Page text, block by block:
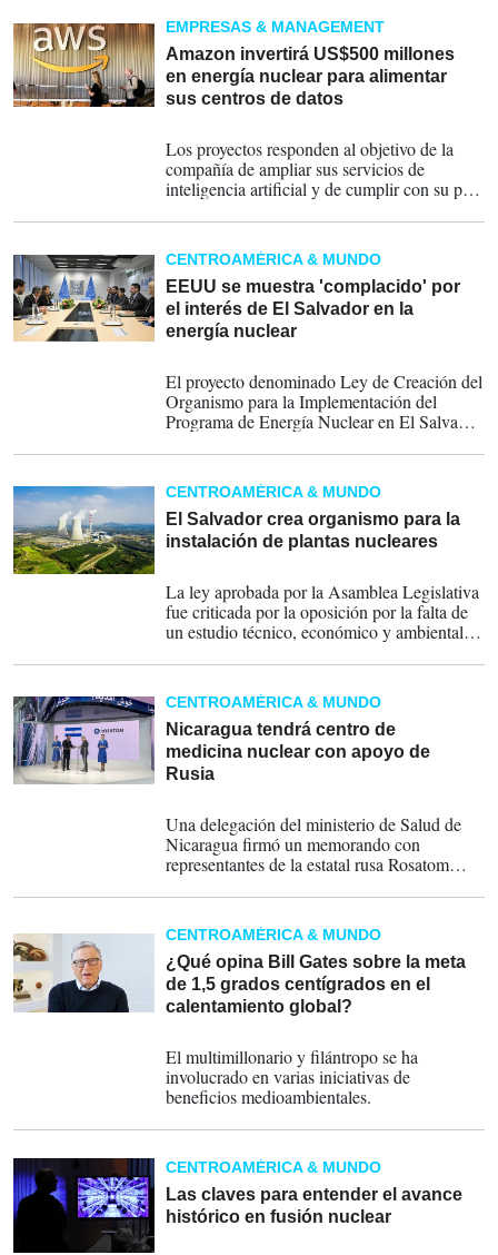
de energía nuclear.
EMPRESAS & MANAGEMENT
Amazon invertirá US$500 millones
en energía nuclear para alimentar
sus centros de datos
Los proyectos responden al objetivo de la
compañía de ampliar sus servicios de
inteligencia artificial y de cumplir con su plan
CENTROAMÉRICA & MUNDO
EEUU se muestra 'complacido' por
el interés de El Salvador en la
energía nuclear
El proyecto denominado Ley de Creación del
Organismo para la Implementación del
Programa de Energía Nuclear en El Salvador
presidente Nayib Bukele para diversificar la
matriz enérgica" en el país, de acuerdo con
información oficial.
CENTROAMÉRICA & MUNDO
El Salvador crea organismo para la
instalación de plantas nucleares
La ley aprobada por la Asamblea Legislativa
fue criticada por la oposición por la falta de
un estudio técnico, económico y ambiental
repercusiones del uso de energía nuclear en
El Salvador.
CENTROAMÉRICA & MUNDO
Nicaragua tendrá centro de
medicina nuclear con apoyo de
Rusia
Una delegación del ministerio de Salud de
Nicaragua firmó un memorando con
representantes de la estatal rusa Rosatom
CENTROAMÉRICA & MUNDO
¿Qué opina Bill Gates sobre la meta
de 1,5 grados centígrados en el
calentamiento global?
El multimillonario y filántropo se ha
involucrado en varias iniciativas de
beneficios medioambientales.
CENTROAMÉRICA & MUNDO
Las claves para entender el avance
histórico en fusión nuclear